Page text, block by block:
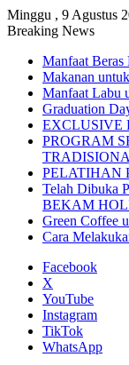
Minggu , 9 Agustus
Breaking News
Manfaat Beras
Makanan
Manfaat Labu
Graduation
EXCLUSIVE
PROGRAM
PELATIHAN
Telah Dibuka
BEKAM
Green Coffee
Cara
Facebook
X
YouTube
Instagram
TikTok
WhatsApp